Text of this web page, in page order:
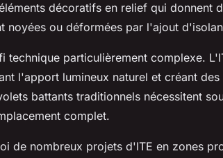
décoratifs en relief qui donnent
noyées ou déformées par l'ajout
technique particulièrement complexe.
l'apport lumineux naturel et créant des
battants traditionnels nécessitent
complet.
de nombreux projets d'ITE en zones